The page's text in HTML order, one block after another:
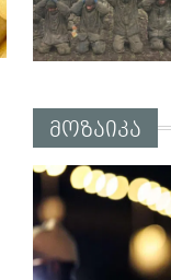
მოზაიკა